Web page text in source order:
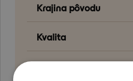
Krajina pôvodu
Kvalita
Metóda spracovania